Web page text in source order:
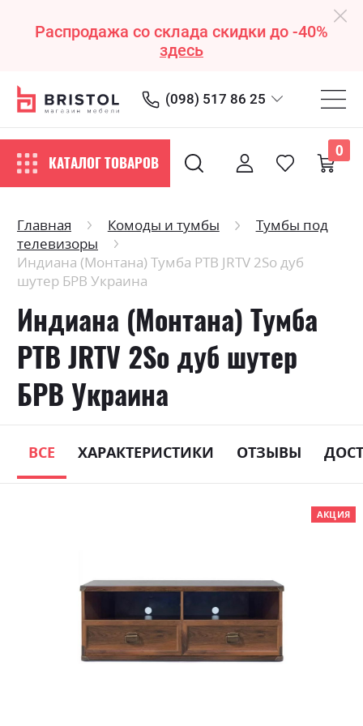
Распродажа со склада скидки до -40%
здесь
(098) 517 86 25
КАТАЛОГ ТОВАРОВ
0
Главная Комоды и тумбы
Тумбы под
телевизоры
Индиана (Монтана) Тумба РТВ JRTV 2Sо дуб
шутер БРВ Украина
Индиана (Монтана) Тумба
РТВ JRTV 2Sо дуб шутер
БРВ Украина
ВСЕ ХАРАКТЕРИСТИКИ ОТЗЫВЫ
АКЦИЯ